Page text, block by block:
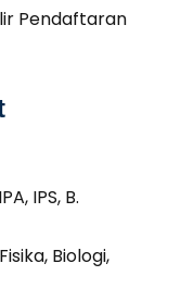
Pendaftaran
IPS, B.
Biologi,